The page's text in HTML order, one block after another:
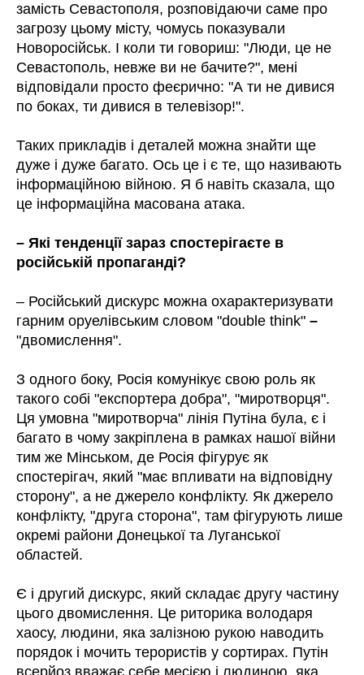
замість Севастополя, розповідаючи саме про
загрозу цьому місту, чомусь показували
Новоросійськ. І коли ти говориш: "Люди, це не
Севастополь, невже ви не бачите?", мені
відповідали просто феєрично: "А ти не дивися
по боках, ти дивися в телевізор!".
Таких прикладів і деталей можна знайти ще
дуже і дуже багато. Ось це і є те, що називають
інформаційною війною. Я б навіть сказала, що
це інформаційна масована атака.
– Які тенденції зараз спостерігаєте в
російській пропаганді?
– Російський дискурс можна охарактеризувати
гарним оруелівським словом "double think"–
"двомислення".
З одного боку, Росія комунікує свою роль як
такого собі "експортера добра", "миротворця".
Ця умовна "миротворча" лінія Путіна була, є і
багато в чому закріплена в рамках нашої війни
тим же Мінськом, де Росія фігурує як
спостерігач, який "має впливати на відповідну
сторону", а не джерело конфлікту. Як джерело
конфлікту, "друга сторона", там фігурують лише
окремі райони Донецької та Луганської
областей.
Є і другий дискурс, який складає другу частину
цього двомислення. Це риторика володаря
хаосу, людини, яка залізною рукою наводить
порядок і мочить терористів у сортирах. Путін